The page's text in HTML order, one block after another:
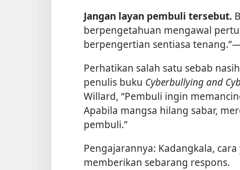
Jangan layan pembuli tersebut.
berpengetahuan mengawal
berpengertian sentiasa
Perhatikan salah satu sebab
penulis buku Cyberbullying and
Willard, “Pembuli ingin
Apabila mangsa hilang sabar,
pembuli.”
Pengajarannya: Kadangkala,
memberikan sebarang respons.